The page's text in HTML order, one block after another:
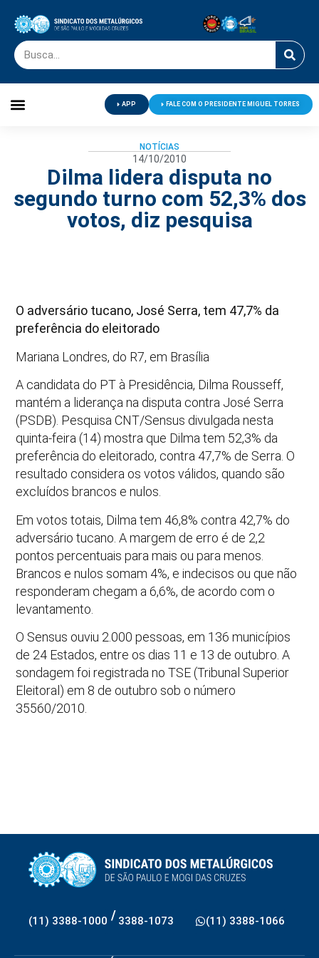
APP FALE COM O PRESIDENTE MIGUEL TORRES
NOTÍCIAS
14/10/2010
Dilma lidera disputa no
segundo turno com 52,3% dos
votos, diz pesquisa
O adversário tucano, José Serra, tem 47,7% da
preferência do eleitorado
Mariana Londres, do R7, em Brasília
A candidata do PT à Presidência, Dilma Rousseff,
mantém a liderança na disputa contra José Serra
(PSDB). Pesquisa CNT/Sensus divulgada nesta
quinta-feira (14) mostra que Dilma tem 52,3% da
preferência do eleitorado, contra 47,7% de Serra. O
resultado considera os votos válidos, quando são
excluídos brancos e nulos.
Em votos totais, Dilma tem 46,8% contra 42,7% do
adversário tucano. A margem de erro é de 2,2
pontos percentuais para mais ou para menos.
Brancos e nulos somam 4%, e indecisos ou que não
responderam chegam a 6,6%, de acordo com o
levantamento.
O Sensus ouviu 2.000 pessoas, em 136 municípios
de 24 Estados, entre os dias 11 e 13 de outubro. A
sondagem foi registrada no TSE (Tribunal Superior
Eleitoral) em 8 de outubro sob o número
35560/2010.
(11) 3388-1000 / 3388-1073 (11) 3388-1066